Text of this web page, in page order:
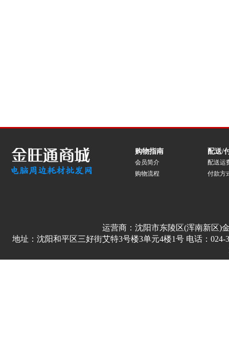
购物指南
会员简介
购物流程
配送/
配送运
付款方
运营商：沈阳市东陵区(浑南新区)
地址：沈阳和平区三好街艾特3号楼3单元4楼1号 电话：024-